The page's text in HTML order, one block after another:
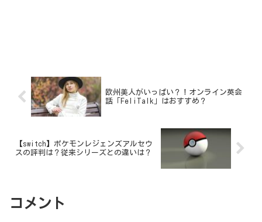
欧州美人がいっぱい？！オンライン英会
話「FeliTalk」はおすすめ？
【switch】ポケモンレジェンズアルセウ
スの評判は？従来シリーズとの違いは？
コメント